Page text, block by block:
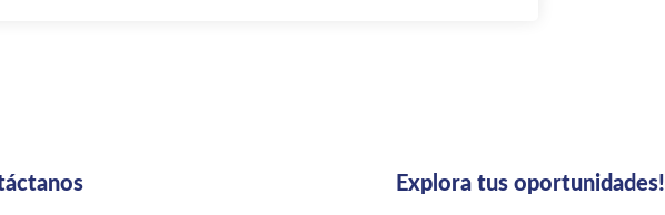
Explora tus oportunidades!